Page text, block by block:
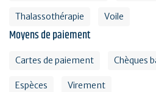
Thalassothérapie Voile
Moyens de paiement
Cartes de paiement Chèques
Espèces Virement